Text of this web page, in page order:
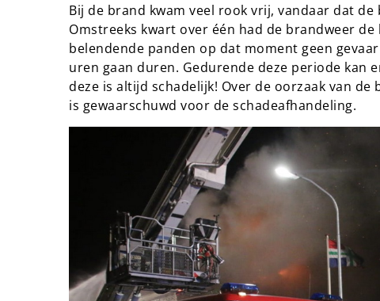
Bij de brand kwam veel rook vrij, vandaar dat
Omstreeks kwart over één had de brandweer
belendende panden op dat moment geen
uren gaan duren. Gedurende deze periode kan
deze is altijd schadelijk! Over de oorzaak van
is gewaarschuwd voor de schadeafhandeling.